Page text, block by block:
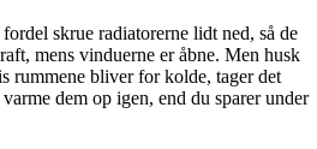
skrue radiatorerne lidt ned, så de
mens vinduerne er åbne. Men husk
rummene bliver for kolde, tager det
dem op igen, end du sparer under